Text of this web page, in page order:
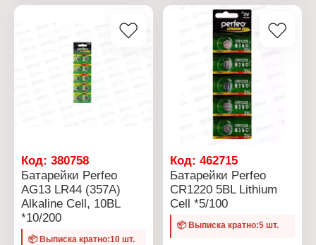
Количество в упаковке:
Упаковка: блистер
алкалиновая (щелочная)
Напряжение: 1,5 В
Количество в упаковке:
Упаковка: блистер
Код: 380758
Батарейки Perfeo
AG13 LR44 (357A)
Alkaline Cell, 10BL
*10/200
📦 Выписка кратно:10 шт.
Код:462715
Батарейки Perfeo
CR1220 5BL Lithium
Cell *5/100
📦 Выписка кратно:5 шт.